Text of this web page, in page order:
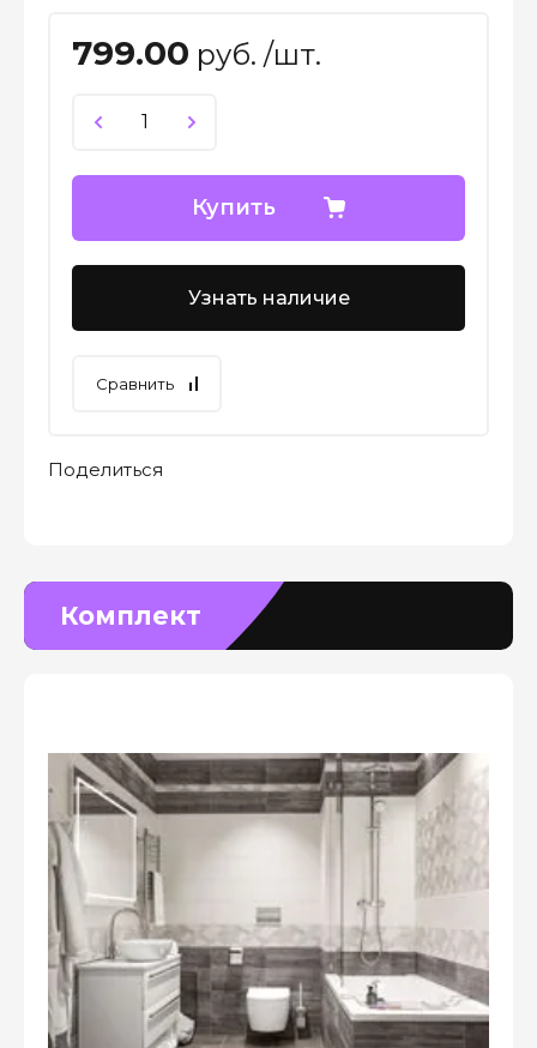
799.00 руб. /шт.
Купить
Узнать наличие
Сравнить
Поделиться
Комплект